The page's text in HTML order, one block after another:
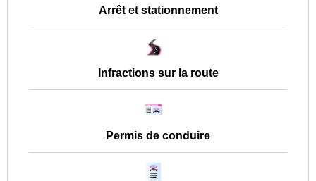
Arrêt et stationnement
Infractions sur la route
Permis de conduire